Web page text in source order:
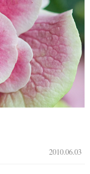
2010.06.03